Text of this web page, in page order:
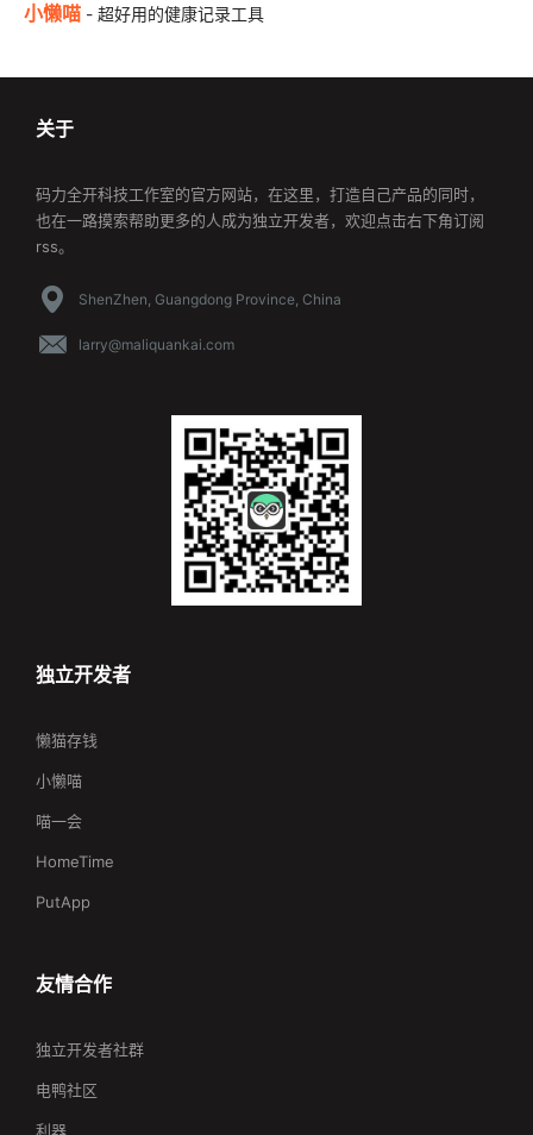
小懒喵 - 超好用的健康记录工具
关于
码力全开科技工作室的官方网站，在这里，打造自己产品的同时，
也在一路摸索帮助更多的人成为独立开发者，欢迎点击右下角订阅
rss。
ShenZhen, Guangdong Province, China
larry@maliquankai.com
独立开发者
懒猫存钱
小懒喵
喵一会
HomeTime
PutApp
友情合作
独立开发者社群
电鸭社区
利器